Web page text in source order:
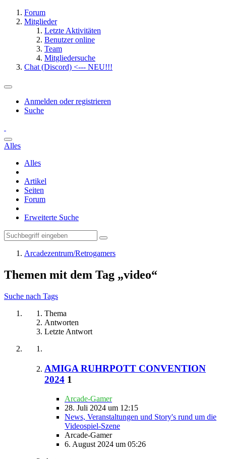
Forum
Mitglieder
Letzte Aktivitäten
Benutzer online
Team
Mitgliedersuche
Chat (Discord) <--- NEU!!!
Anmelden oder registrieren
Suche
Alles
Alles
Artikel
Seiten
Forum
Erweiterte Suche
Arcadezentrum/Retrogamers
Themen mit dem Tag „video“
Suche nach Tags
Thema
Antworten
Letzte Antwort
AMIGA RUHRPOTT CONVENTION
2024 1
Arcade-Gamer
28. Juli 2024 um 12:15
News, Veranstaltungen und Story's rund um die
Videospiel-Szene
Arcade-Gamer
6. August 2024 um 05:26